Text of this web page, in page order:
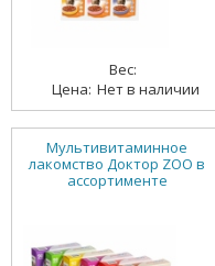
Нет в наличии
Мультивитаминное
лакомство Доктор ZOO в
ассортименте